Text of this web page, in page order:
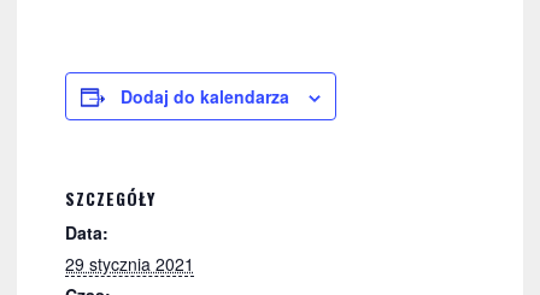
Dodaj do kalendarza
SZCZEGÓŁY
Data:
29 stycznia 2021